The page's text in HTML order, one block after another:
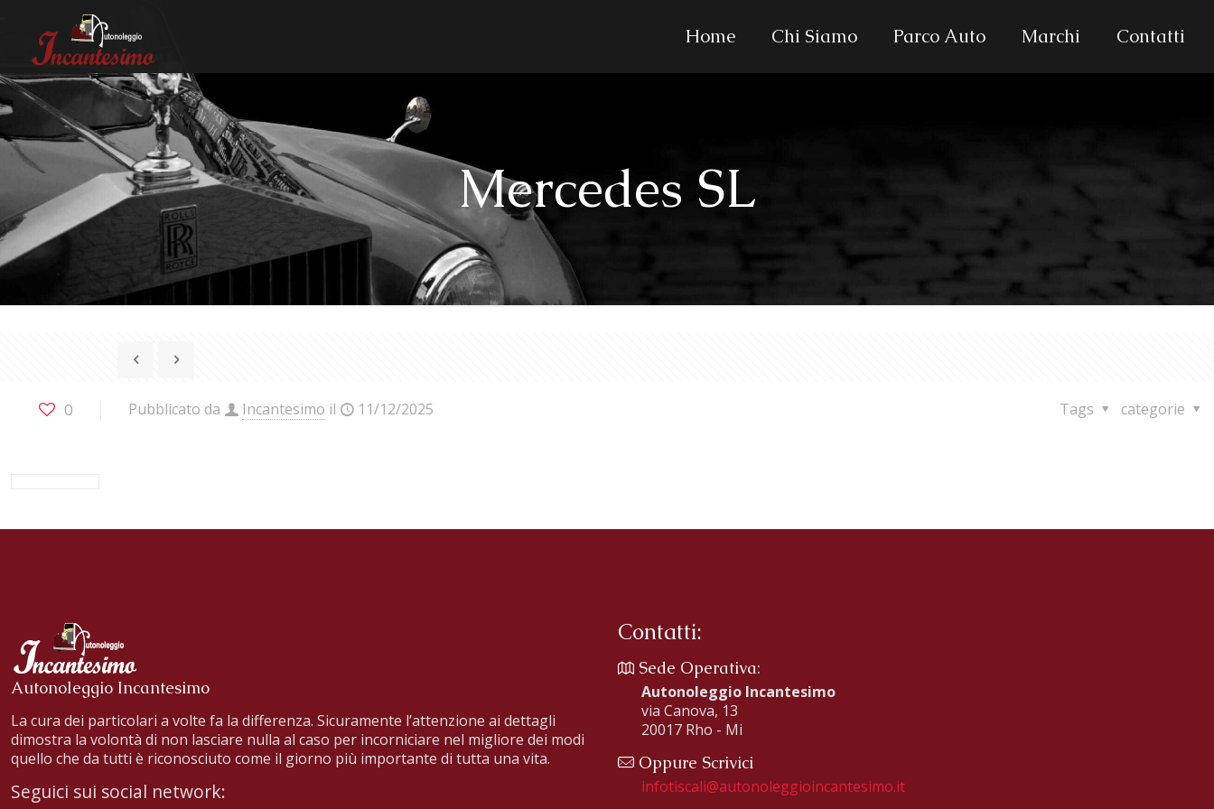
Home Chi Siamo Parco Auto Marchi Contatti
Mercedes SL
0 Pubblicato da Incantesimo il 11/12/2025 categorie
Tags
Autonoleggio Incantesimo
La cura dei particolari a volte fa la differenza. Sicuramente l’attenzione ai dettagli
dimostra la volontà di non lasciare nulla al caso per incorniciare nel migliore dei modi
quello che da tutti è riconosciuto come il giorno più importante di tutta una vita.
Seguici sui social network:
Contatti:
Sede Operativa:
Autonoleggio Incantesimo
via Canova, 13
20017 Rho - Mi
Oppure Scrivici
infotiscali@autonoleggioincantesimo.it